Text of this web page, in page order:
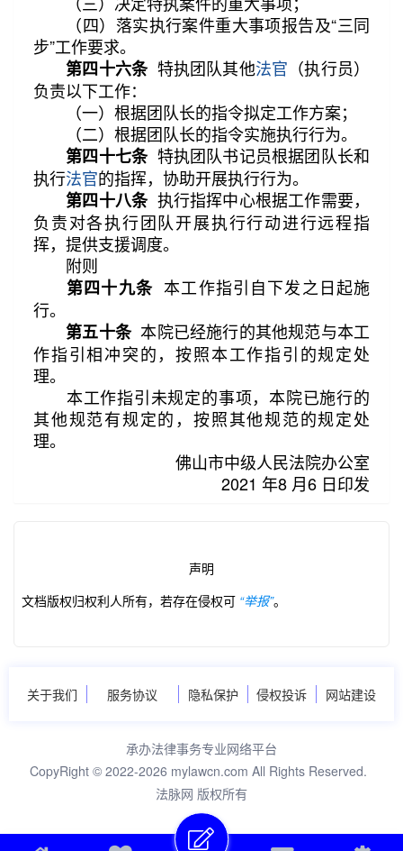
（四）落实执行案件重大事项报告及“三同
步”工作要求。
第四十六条特执团队其他法官 （执行员）
负责以下工作：
（一）根据团队长的指令拟定工作方案；
（二）根据团队长的指令实施执行行为。
第四十七条特执团队书记员根据团队长和
执行法官的指挥，协助开展执行行为。
第四十八条执行指挥中心根据工作需要，
负责对各执行团队开展执行行动进行远程指
挥，提供支援调度。
附则
第四十九条本工作指引自下发之日起施
行。
第五十条本院已经施行的其他规范与本工
作指引相冲突的，按照本工作指引的规定处
理。
本工作指引未规定的事项，本院已施行的
其他规范有规定的，按照其他规范的规定处
理。
佛山市中级人民法院办公室
2021 年8 月6 日印发
声明
文档版权归权利人所有，若存在侵权可 “举报”。
关于我们 服务协议 隐私保护 侵权投诉 网站建设
承办法律事务专业网络平台
CopyRight © 2022-2026 mylawcn.com All Rights Reserved.
法脉网 版权所有